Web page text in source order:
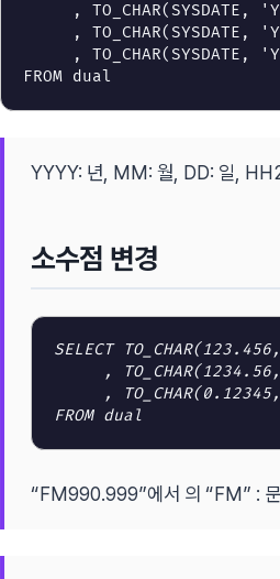
,
TO_CHAR(SYSDATE ,
,
TO_CHAR(SYSDATE ,
,
TO_CHAR(SYSDATE ,
FROM dual
YYYY: 년, MM: 월, DD: 일,
소수점 변경
SELECT TO_CHAR(123. 456,
,
TO_CHAR(1234. 56,
,
TO_CHAR(0. 12345,
FROM dual
“FM990.999”에서 의 “FM” : 문